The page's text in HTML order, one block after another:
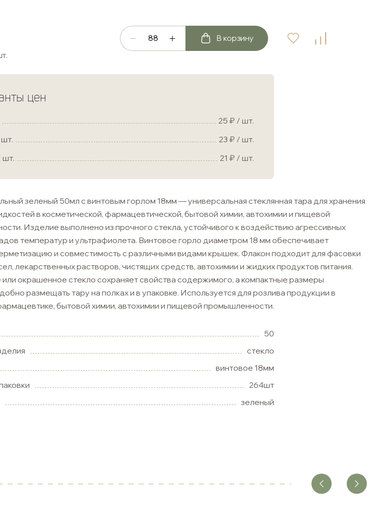
В корзину
цен
25
/ шт.
шт.
23
/ шт.
шт.
21 / шт.
зеленый 50мл с винтовым горлом 18мм — универсальная стеклянная тара для хранения
в косметической, фармацевтической, бытовой химии, автохимии и пищевой
Изделие выполнено из прочного стекла, устойчивого к воздействию агрессивных
температур и ультрафиолета. Винтовое горло диаметром 18 мм обеспечивает
и совместимость с различными видами крышек. Флакон подходит для фасовки
лекарственных растворов, чистящих средств, автохимии и жидких продуктов питания.
окрашенное стекло сохраняет свойства содержимого, а компактные размеры
размещать тару на полках и в упаковке. Используется для розлива продукции в
бытовой химии, автохимии и пищевой промышленности.
50
стекло
винтовое 18мм
264шт
зеленый